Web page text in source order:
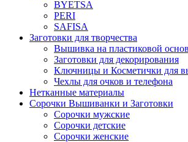
BYETSA
PERI
SAFISA
Заготовки для творчества
Вышивка на пластиковой
Заготовки для декорирования
Ключницы и Косметички для
Чехлы для очков и телефона
Нетканные материалы
Сорочки Вышиванки и Заготовки
Cорочки мужские
Сорочки детские
Сорочки женские